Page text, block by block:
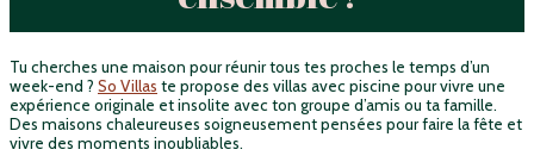
Tu cherches une maison pour réunir tous tes proches le temps d’un
week-end ? So Villas te propose des villas avec piscine pour vivre une
expérience originale et insolite avec ton groupe d’amis ou ta famille.
Des maisons chaleureuses soigneusement pensées pour faire la fête et
vivre des moments inoubliables.